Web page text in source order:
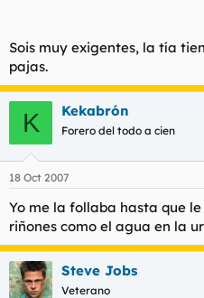
Sois muy exigentes, la tía
pajas.
K Kekabrón
Forero del todo a cien
18 Oct 2007
Yo me la follaba hasta que
riñones como el agua en la
Steve Jobs
Veterano